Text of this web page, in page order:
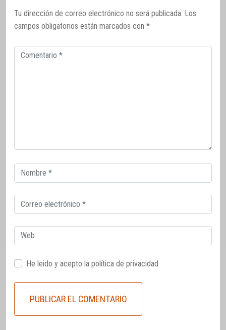
Tu dirección de correo electrónico no será publicada. Los
campos obligatorios están marcados con *
Comentario
Correo
electrónico
Correo
electrónico
Web
He leido y acepto la política de privacidad